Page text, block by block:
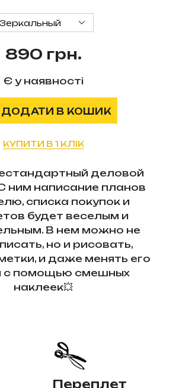
890 грн.
Є у наявності
ДОДАТИ В КОШИК
КУПИТИ В 1 КЛІК
деловой
ним написание планов
списка покупок и
будет веселым и
В нем можно не
но и рисовать,
и даже менять его
с помощью смешных
наклеек💥
Переплет